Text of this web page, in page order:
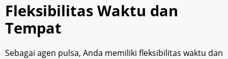
Fleksibilitas Waktu dan
Tempat
Sebagai agen pulsa, Anda memiliki fleksibilitas waktu dan